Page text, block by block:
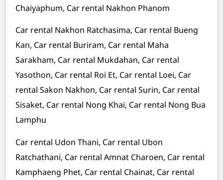
Chaiyaphum, Car rental Nakhon Phanom
Car rental Nakhon Ratchasima, Car rental Bueng
Kan, Car rental Buriram, Car rental Maha
Sarakham, Car rental Mukdahan, Car rental
Yasothon, Car rental Roi Et, Car rental Loei, Car
rental Sakon Nakhon, Car rental Surin, Car rental
Sisaket, Car rental Nong Khai, Car rental Nong Bua
Lamphu
Car rental Udon Thani, Car rental Ubon
Ratchathani, Car rental Amnat Charoen, Car rental
Kamphaeng Phet, Car rental Chainat, Car rental